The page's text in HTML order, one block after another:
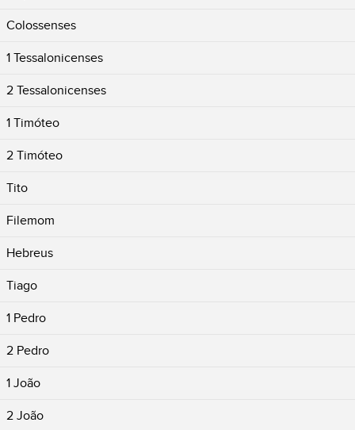
Colossenses
1 Tessalonicenses
2 Tessalonicenses
1 Timóteo
2 Timóteo
Tito
Filemom
Hebreus
Tiago
1 Pedro
2 Pedro
1 João
2 João